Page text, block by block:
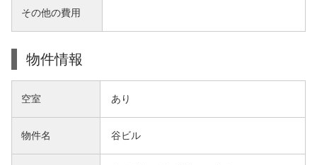
その他の費用
物件情報
空室 あり
物件名 谷ビル